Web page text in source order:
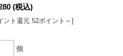
(税込)
ント還元 52ポイント～]
個